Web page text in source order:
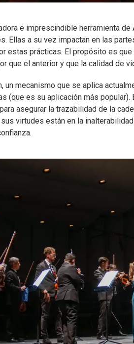
e imprescindible herramienta
Ellas a su vez impactan en las
estas prácticas. El propósito es
que el anterior y que la calidad de
un mecanismo que se aplica
(que es su aplicación más
asegurar la trazabilidad de la
virtudes están en la